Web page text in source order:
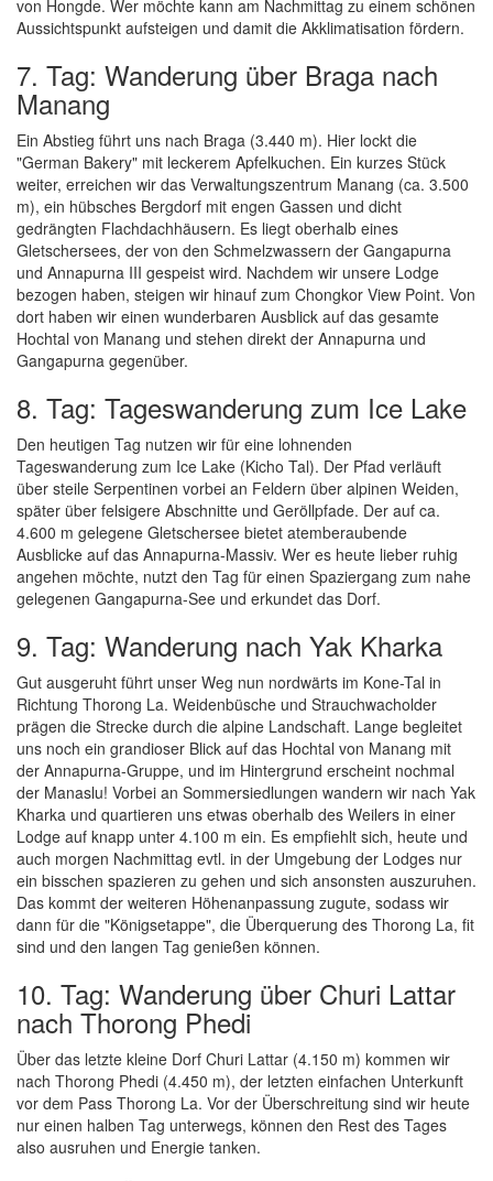
von Hongde. Wer möchte kann am Nachmittag zu einem schönen
Aussichtspunkt aufsteigen und damit die Akklimatisation fördern.
7. Tag: Wanderung über Braga nach
Manang
Ein Abstieg führt uns nach Braga (3.440 m). Hier lockt die
"German Bakery" mit leckerem Apfelkuchen. Ein kurzes Stück
weiter, erreichen wir das Verwaltungszentrum Manang (ca. 3.500
m), ein hübsches Bergdorf mit engen Gassen und dicht
gedrängten Flachdachhäusern. Es liegt oberhalb eines
Gletschersees, der von den Schmelzwassern der Gangapurna
und Annapurna III gespeist wird. Nachdem wir unsere Lodge
bezogen haben, steigen wir hinauf zum Chongkor View Point. Von
dort haben wir einen wunderbaren Ausblick auf das gesamte
Hochtal von Manang und stehen direkt der Annapurna und
Gangapurna gegenüber.
8. Tag: Tageswanderung zum Ice Lake
Den heutigen Tag nutzen wir für eine lohnenden
Tageswanderung zum Ice Lake (Kicho Tal). Der Pfad verläuft
über steile Serpentinen vorbei an Feldern über alpinen Weiden,
später über felsigere Abschnitte und Geröllpfade. Der auf ca.
4.600 m gelegene Gletschersee bietet atemberaubende
Ausblicke auf das Annapurna-Massiv. Wer es heute lieber ruhig
angehen möchte, nutzt den Tag für einen Spaziergang zum nahe
gelegenen Gangapurna-See und erkundet das Dorf.
9. Tag: Wanderung nach Yak Kharka
Gut ausgeruht führt unser Weg nun nordwärts im Kone-Tal in
Richtung Thorong La. Weidenbüsche und Strauchwacholder
prägen die Strecke durch die alpine Landschaft. Lange begleitet
uns noch ein grandioser Blick auf das Hochtal von Manang mit
der Annapurna-Gruppe, und im Hintergrund erscheint nochmal
der Manaslu! Vorbei an Sommersiedlungen wandern wir nach Yak
Kharka und quartieren uns etwas oberhalb des Weilers in einer
Lodge auf knapp unter 4.100 m ein. Es empfiehlt sich, heute und
auch morgen Nachmittag evtl. in der Umgebung der Lodges nur
ein bisschen spazieren zu gehen und sich ansonsten auszuruhen.
Das kommt der weiteren Höhenanpassung zugute, sodass wir
dann für die "Königsetappe", die Überquerung des Thorong La, fit
sind und den langen Tag genießen können.
10. Tag: Wanderung über Churi Lattar
nach Thorong Phedi
Über das letzte kleine Dorf Churi Lattar (4.150 m) kommen wir
nach Thorong Phedi (4.450 m), der letzten einfachen Unterkunft
vor dem Pass Thorong La. Vor der Überschreitung sind wir heute
nur einen halben Tag unterwegs, können den Rest des Tages
also ausruhen und Energie tanken.